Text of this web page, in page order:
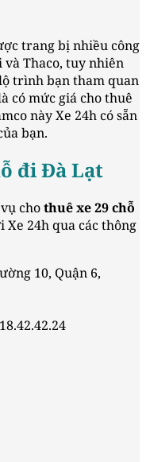
trang bị nhiều công
Thaco, tuy nhiên
trình bạn tham quan
có mức giá cho thuê
này Xe 24h có sẵn
bạn.
đi Đà Lạt
chothuê xe 29 chỗ
24h qua các thông
10, Quận 6,